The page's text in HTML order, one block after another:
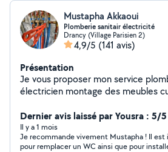
Mustapha Akkaoui
Plomberie sanitair électricité
Drancy (Village Parisien 2)
4,9/5 (141 avis)
Présentation
Je vous proposer mon service
électricien montage des meubles
Dernier avis laissé par Yousra : 5/5
Il y a 1 mois
Je recommande vivement Mustapha ! Il est
pour remplacer un WC ainsi que pour